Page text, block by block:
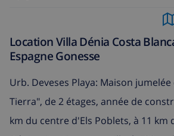
Location Villa Dénia Costa
Espagne Gonesse
Urb. Deveses Playa: Maison
Tierra", de 2 étages, année de
km du centre d'Els Poblets, à 11 km